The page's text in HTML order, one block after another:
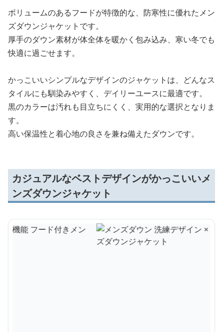
ボリュームのあるフードが特徴的な、防寒性に優れたメン
ズダウンジャケットです。
厚手のダウン素材が体全体を暖かく包み込み、寒い冬でも
快適に過ごせます。
かっこいいシンプルなデザインのジャケットは、どんなス
タイルにも馴染みやすく、デイリーユースに最適です。
黒のカラーは汚れも目立ちにくく、実用的な選択となりま
す。
高い保温性と着心地の良さを兼ね備えたダウンです。
カジュアルなベストデザインがかっこいいメ
ンズダウンジャケット